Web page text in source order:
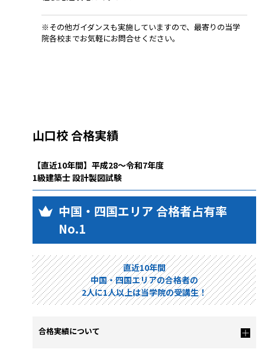
※その他ガイダンスも実施していますので、最寄りの当学
院各校までお気軽にお問合せください。
山口校 合格実績
【直近10年間】平成28～令和7年度
1級建築士 設計製図試験
中国・四国エリア 合格者占有率
No.1
直近10年間
中国・四国エリアの合格者の
2人に1人以上は当学院の受講生！
合格実績について